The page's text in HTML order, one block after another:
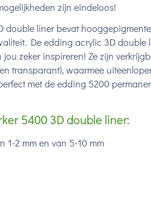
zijn eindeloos!
double liner bevat
De edding acrylic 3D double
zeker inspireren! Ze zijn
transparant), waarmee
met de edding 5200
5400 3D double liner:
1-2 mm en van 5-10 mm